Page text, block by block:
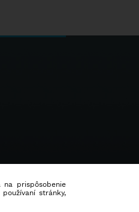
prispôsobenie
stránky,